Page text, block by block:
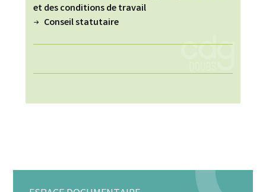
et des conditions de travail
Conseil statutaire